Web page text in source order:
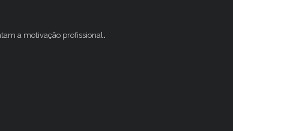
a motivação profissional.